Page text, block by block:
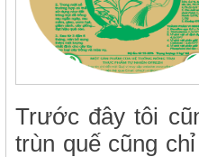
Trước đây tôi
trùn quế cũng